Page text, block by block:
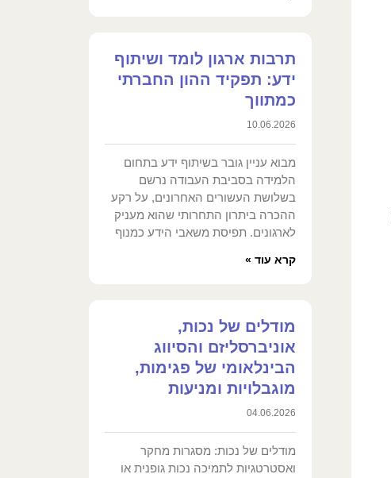
תרבות ארגון לומד ושיתוף
ידע: תפקיד ההון החברתי
כמתווך
10.06.2026
מבוא עניין גובר בשיתוף ידע בתחום
הלמידה בסביבת העבודה נרשם
בשלושת העשורים האחרונים, על רקע
ההכרה ביתרון התחרותי שהוא מעניק
לארגונים. תפיסת משאבי הידע כמנוף
קרא עוד »
מודלים של נכות,
אוניברסליזם והסיווג
הבינלאומי של פגימות,
מוגבלויות ומניעות
04.06.2026
מודלים של נכות: מסגרות מחקר
ואסטרטגיות לתמיכה נכות גופנית או